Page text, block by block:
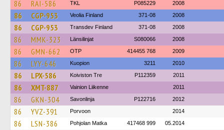
86 RAI-586 TKL P085229 2008
86 CGP-953 Veolia Finland 371-08 2008
86 CGP-953 Transdev Finland 371-08 2008
86 MMK-323 Länsilinjat S080066 2008
86 GMN-662 OTP 414455 768 2009
86 LYY-646 Kuopion 3211 2010
86 LPX-586 Koiviston Tre P112359 2011
86 XMT-887 Vainion Liikenne 2011
86 GKN-304 Savonlinja P122716 2012
86 YVZ-391 Porvoon 2014
86 LSN-386 Pohjolan Matka 417468 999 05.2014